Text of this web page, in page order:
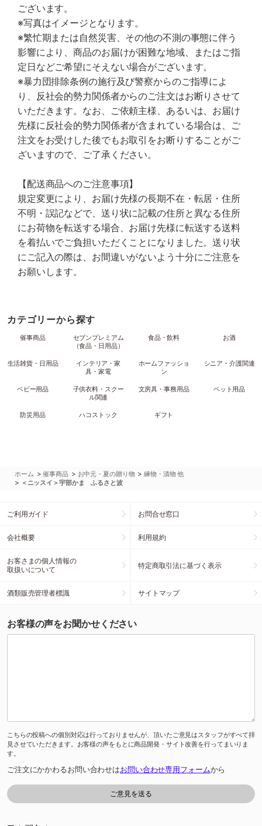
ございます。
※写真はイメージとなります。
※繁忙期または自然災害、その他の不測の事態に伴う
影響により、商品のお届けが困難な地域、またはご指
定日などご希望にそえない場合がございます。
※暴力団排除条例の施行及び警察からのご指導によ
り、反社会的勢力関係者からのご注文はお断りさせて
いただきます。なお、ご依頼主様、あるいは、お届け
先様に反社会的勢力関係者が含まれている場合は、ご
注文をお受けした後でもお取引をお断りすることがご
ざいますので、ご了承ください。
【配送商品へのご注意事項】
規定変更により、お届け先様の長期不在・転居・住所
不明・誤記などで、送り状に記載の住所と異なる住所
にお荷物を転送する場合、お届け先様に転送する送料
を着払いでご負担いただくことになりました。送り状
にご記入の際は、お間違いがないよう十分にご注意を
お願いします。
カテゴリーから探す
催事商品
セブンプレミアム
（食品・日用品）
食品・飲料 お酒
生活雑貨・日用品
インテリア・家
具・家電
ホームファッショ
ン
シニア・介護関連
ベビー用品
子供衣料・スクー
ル関連
文房具・事務用品 ペット用品
防災用品 ハコストック ギフト
ホーム >催事商品 > お中元・夏の贈り物 >練物・漬物 他
> ＜ニッスイ＞宇部かま ふるさと波
ご利用ガイド お問合せ窓口
会社概要 利用規約
お客さまの個人情報の
取扱いについて
特定商取引法に基づく表示
酒類販売管理者標識 サイトマップ
お客様の声をお聞かせください
こちらの投稿への個別対応は行っておりませんが、頂いたご意見はスタッフがすべて拝
見させていただきます。お客様の声をもとに商品開発・サイト改善を行ってまいりま
す。
ご注文にかかわるお問い合わせはお問い合わせ専用フォームから